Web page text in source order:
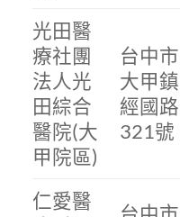
光田醫
療社團
法人光
田綜合
醫院(大
甲院區)
台中市
大甲鎮
經國路
321號
仁愛醫